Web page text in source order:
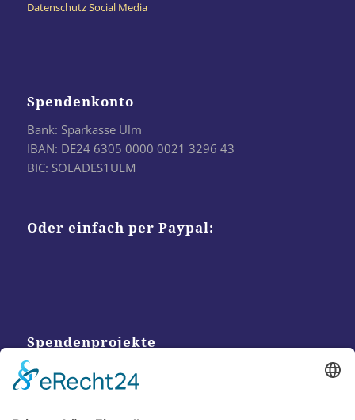
Datenschutz Social Media
Spendenkonto
Bank: Sparkasse Ulm
IBAN: DE24 6305 0000 0021 3296 43
BIC: SOLADES1ULM
Oder einfach per Paypal:
Spendenprojekte